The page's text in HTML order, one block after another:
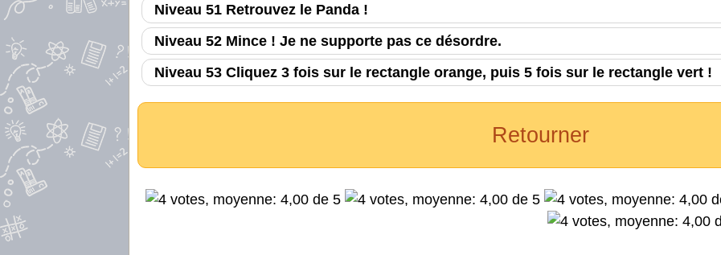
Niveau 51 Retrouvez le Panda !
Niveau 52 Mince ! Je ne supporte pas ce désordre.
Niveau 53 Cliquez 3 fois sur le rectangle orange, puis 5 fois sur le rectangle vert !
Retourner